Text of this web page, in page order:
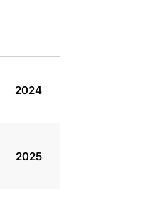
2024
2025